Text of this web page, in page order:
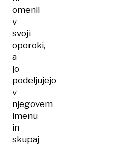
omenil
v
svoji
oporoki,
a
jo
podeljujejo
v
njegovem
imenu
in
skupaj